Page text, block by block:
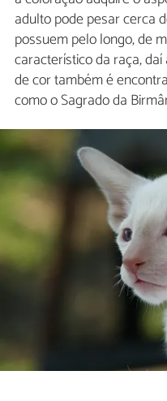
adulto pode pesar cerca
possuem pelo longo, de
característico da raça,
de cor também é
como o Sagrado da